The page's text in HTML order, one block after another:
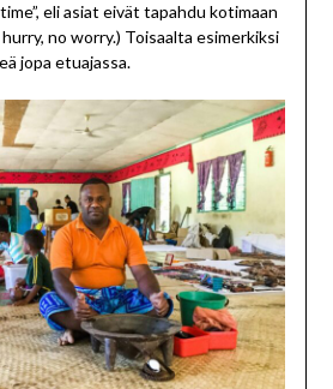
eli asiat eivät tapahdu kotimaan
no worry.) Toisaalta esimerkiksi
jopa etuajassa.